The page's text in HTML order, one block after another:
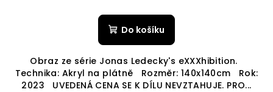
Do košíku
Obraz ze série Jonas Ledecky's eXXXhibition.
Technika: Akryl na plátně Rozměr: 140x140cm Rok:
2023 UVEDENÁ CENA SE K DÍLU NEVZTAHUJE. PRO...